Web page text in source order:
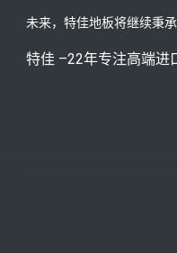
未来，特佳地板将继续秉
特佳 –22年专注高端进